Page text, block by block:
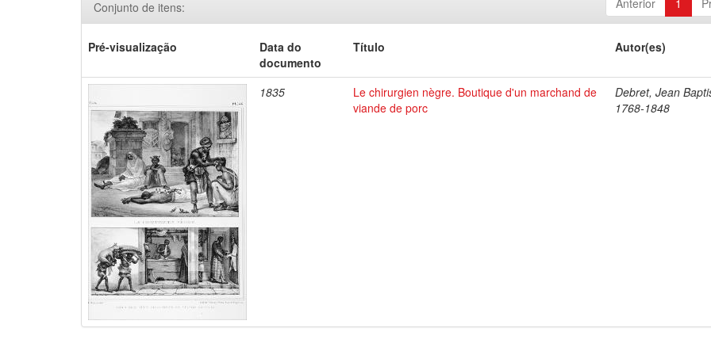
Anterior 1
Conjunto de itens:
Pré-visualização
Data do
documento
Título Autor(es)
1835
Le chirurgien nègre. Boutique d'un marchand de
viande de porc
Debret, Jean
1768-1848